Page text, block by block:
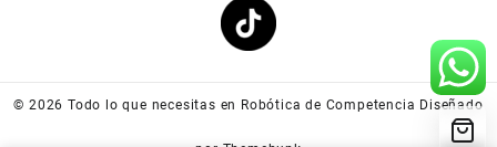
© 2026 Todo lo que necesitas en Robótica de Competencia Diseñado